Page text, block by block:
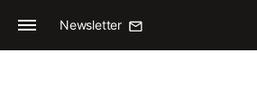
Newsletter